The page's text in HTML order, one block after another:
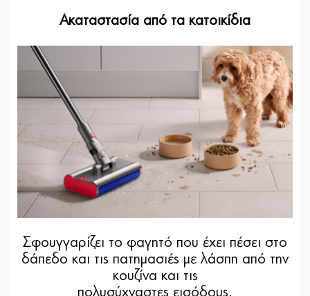
Ακαταστασία από τα κατοικίδια
Σφουγγαρίζει το φαγητό που έχει πέσει στο
δάπεδο και τις πατημασιές με λάσπη από την
κουζίνα και τις
πολυσύχναστες εισόδους.